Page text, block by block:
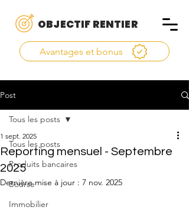
OBJECTIF RENTIER
Avantages et bonus
Post
Tous les posts
Produits bancaires
Bourse
Immobilier
Tous les posts
Reporting mensuel - Septembre
2025
1 sept. 2025
Dernière mise à jour : 7 nov. 2025